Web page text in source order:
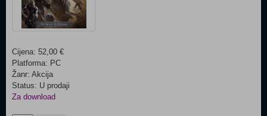
Cijena: 52,00 €
Platforma: PC
Žanr: Akcija
Status: U prodaji
Za download